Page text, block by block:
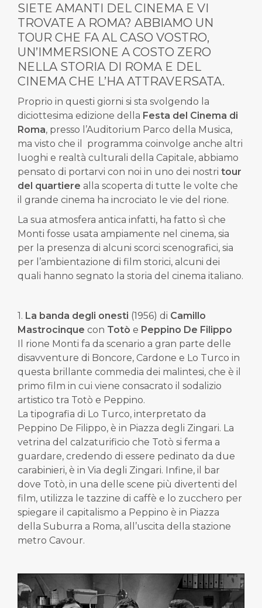
SIETE AMANTI DEL CINEMA E VI
TROVATE A ROMA? ABBIAMO UN
TOUR CHE FA AL CASO VOSTRO,
UN’IMMERSIONE A COSTO ZERO
NELLA STORIA DI ROMA E DEL
CINEMA CHE L’HA ATTRAVERSATA.
Proprio in questi giorni si sta svolgendo la
diciottesima edizione della Festa del Cinema di
Roma, presso l’Auditorium Parco della Musica,
ma visto che il programma coinvolge anche altri
luoghi e realtà culturali della Capitale, abbiamo
pensato di portarvi con noi in uno dei nostri tour
del quartiere alla scoperta di tutte le volte che
il grande cinema ha incrociato le vie del rione.
La sua atmosfera antica infatti, ha fatto sì che
Monti fosse usata ampiamente nel cinema, sia
per la presenza di alcuni scorci scenografici, sia
per l’ambientazione di film storici, alcuni dei
quali hanno segnato la storia del cinema italiano.
1. La banda degli onesti (1956) di Camillo
Mastrocinque con Totò e Peppino De Filippo
Il rione Monti fa da scenario a gran parte delle
disavventure di Boncore, Cardone e Lo Turco in
questa brillante commedia dei malintesi, che è il
primo film in cui viene consacrato il sodalizio
artistico tra Totò e Peppino.
La tipografia di Lo Turco, interpretato da
Peppino De Filippo, è in Piazza degli Zingari. La
vetrina del calzaturificio che Totò si ferma a
guardare, credendo di essere pedinato da due
carabinieri, è in Via degli Zingari. Infine, il bar
dove Totò, in una delle scene più divertenti del
film, utilizza le tazzine di caffè e lo zucchero per
spiegare il capitalismo a Peppino è in Piazza
della Suburra a Roma, all’uscita della stazione
metro Cavour.